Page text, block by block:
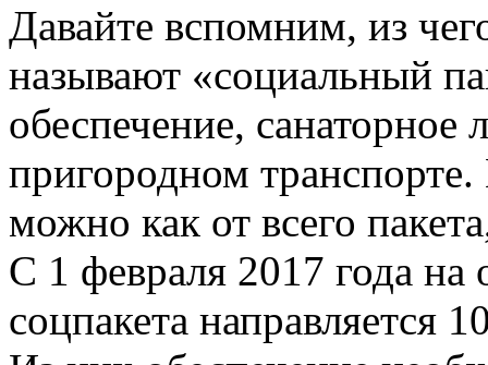
Давайте вспомним, из
называют «социальный
обеспечение, санаторное
пригородном транспорте.
можно как от всего
С 1 февраля 2017 года на
соцпакета направляется